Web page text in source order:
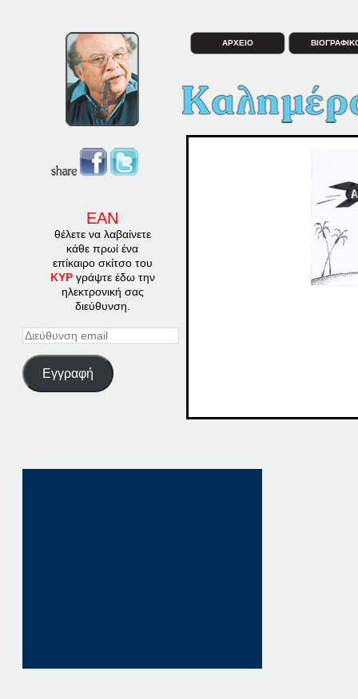
ΕΑΝ
θέλετε να λαβαίνετε
κάθε πρωί ένα
επίκαιρο σκίτσο του
ΚΥΡγράψτε έδω την
ηλεκτρονική σας
διεύθυνση.
Διεύθυνση
Εγγραφή
ΑΡΧΕΙΟ